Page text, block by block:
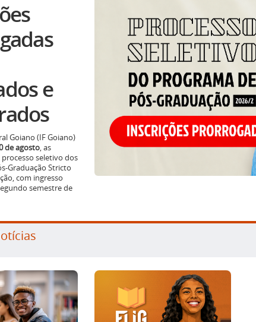
e
Goiano (IF Goiano)
de agosto, as
seletivo dos
Graduação Stricto
com ingresso
semestre de